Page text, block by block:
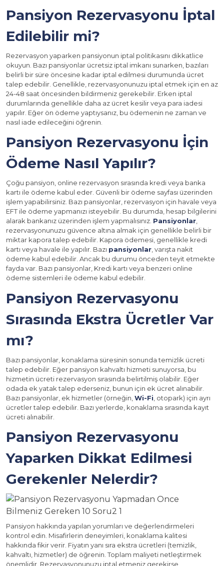
Pansiyon Rezervasyonu İptal
Edilebilir mi?
Rezervasyon yaparken pansiyonun iptal politikasını dikkatlice
okuyun. Bazı pansiyonlar ücretsiz iptal imkanı sunarken, bazıları
belirli bir süre öncesine kadar iptal edilmesi durumunda ücret
talep edebilir. Genellikle, rezervasyonunuzu iptal etmek için en az
24-48 saat öncesinden bildirmeniz gerekebilir. Erken iptal
durumlarında genellikle daha az ücret kesilir veya para iadesi
yapılır. Eğer ön ödeme yaptıysanız, bu ödemenin ne zaman ve
nasıl iade edileceğini öğrenin.
Pansiyon Rezervasyonu İçin
Ödeme Nasıl Yapılır?
Çoğu pansiyon, online rezervasyon sırasında kredi veya banka
kartı ile ödeme kabul eder. Güvenli bir ödeme sayfası üzerinden
işlem yapabilirsiniz. Bazı pansiyonlar, rezervasyon için havale veya
EFT ile ödeme yapmanızı isteyebilir. Bu durumda, hesap bilgilerini
alarak bankanız üzerinden işlem yapmalısınız. Pansiyonlar,
rezervasyonunuzu güvence altına almak için genellikle belirli bir
miktar kapora talep edebilir. Kapora ödemesi, genellikle kredi
kartı veya havale ile yapılır. Bazı pansiyonlar, varışta nakit
ödeme kabul edebilir. Ancak bu durumu önceden teyit etmekte
fayda var. Bazı pansiyonlar, Kredi kartı veya benzeri online
ödeme sistemleri ile ödeme kabul edebilir.
Pansiyon Rezervasyonu
Sırasında Ekstra Ücretler Var
mı?
Bazı pansiyonlar, konaklama süresinin sonunda temizlik ücreti
talep edebilir. Eğer pansiyon kahvaltı hizmeti sunuyorsa, bu
hizmetin ücreti rezervasyon sırasında belirtilmiş olabilir. Eğer
odada ek yatak talep ederseniz, bunun için ek ücret alınabilir.
Bazı pansiyonlar, ek hizmetler (örneğin, Wi-Fi , otopark) için ayrı
ücretler talep edebilir. Bazı yerlerde, konaklama sırasında kayıt
ücreti alınabilir.
Pansiyon Rezervasyonu
Yaparken Dikkat Edilmesi
Gerekenler Nelerdir?
Pansiyon hakkında yapılan yorumları ve değerlendirmeleri
kontrol edin. Misafirlerin deneyimleri, konaklama kalitesi
hakkında fikir verir. Fiyatın yanı sıra ekstra ücretleri (temizlik,
kahvaltı, hizmetler) de öğrenin. Toplam maliyeti netleştirmek
önemlidir. Rezervasyonunuzu iptal etmeniz gerekirse,